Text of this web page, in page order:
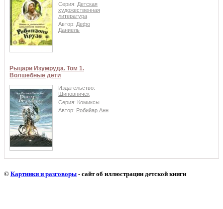
Серия: Детская
художественная
литература
Автор: Дефо
Даниель
Рыцари Изумруда. Том 1.
Волшебные дети
Издательство:
Шиповничек
Серия: Комиксы
Автор: Робийар Анн
© Картинки и разговоры - сайт об иллюстрации детской книги